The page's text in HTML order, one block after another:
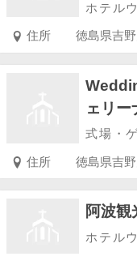
ホテル
住所 徳島県吉
ェリー
式場・
住所 徳島県吉
阿波観
ホテル